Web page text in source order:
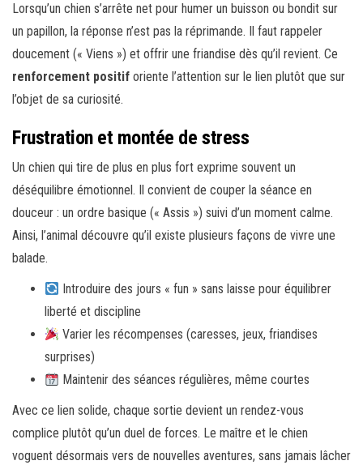
Lorsqu’un chien s’arrête net pour humer un buisson ou bondit sur
un papillon, la réponse n’est pas la réprimande. Il faut rappeler
doucement (« Viens ») et offrir une friandise dès qu’il revient. Ce
renforcement positif oriente l’attention sur le lien plutôt que sur
l’objet de sa curiosité.
Frustration et montée de stress
Un chien qui tire de plus en plus fort exprime souvent un
déséquilibre émotionnel. Il convient de couper la séance en
douceur : un ordre basique (« Assis ») suivi d’un moment calme.
Ainsi, l’animal découvre qu’il existe plusieurs façons de vivre une
balade.
Introduire des jours « fun » sans laisse pour équilibrer
liberté et discipline
Varier les récompenses (caresses, jeux, friandises
surprises)
Maintenir des séances régulières, même courtes
Avec ce lien solide, chaque sortie devient un rendez-vous
complice plutôt qu’un duel de forces. Le maître et le chien
voguent désormais vers de nouvelles aventures, sans jamais lâcher